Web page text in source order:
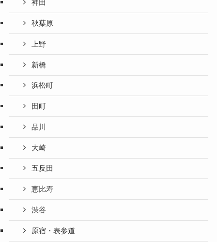
神田
秋葉原
上野
新橋
浜松町
田町
品川
大崎
五反田
恵比寿
渋谷
原宿・表参道